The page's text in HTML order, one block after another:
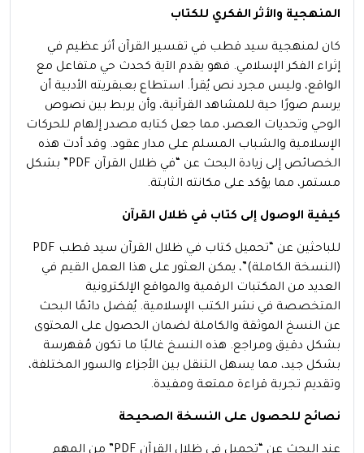
المنهجية والأثر الفكري للكتاب
كان لمنهجية سيد قطب في تفسير القرآن أثر عظيم في
إثراء الفكر الإسلامي. فهو يقدم الآية كحدث حي متفاعل مع
الواقع، وليس مجرد نص يُقرأ. استطاع بعبقريته الأدبية أن
يرسم صورًا حية للمشاهد القرآنية، وأن يربط بين نصوص
الوحي وتحديات العصر، مما جعل كتابه مصدر إلهام للحركات
الإسلامية والشباب المسلم على مدار عقود. وقد أدت هذه
الخصائص إلى زيادة البحث عن “في ظلال القرآن PDF” بشكل
مستمر، مما يؤكد على مكانته الثابتة.
كيفية الوصول إلى كتاب في ظلال القرآن
للباحثين عن “تحميل كتاب في ظلال القرآن سيد قطب PDF
(النسخة الكاملة)”، يمكن العثور على هذا العمل القيم في
العديد من المكتبات الرقمية والمواقع الإلكترونية
المتخصصة في نشر الكتب الإسلامية. يُفضل دائمًا البحث
عن النسخ الموثقة والكاملة لضمان الحصول على المحتوى
بشكل دقيق ومراجع. هذه النسخ غالبًا ما تكون مُفهرسة
بشكل جيد، مما يسهل التنقل بين الأجزاء والسور المختلفة،
وتقديم تجربة قراءة ممتعة ومفيدة.
نصائح للحصول على النسخة الصحيحة
عند البحث عن “تحميل في ظلال القرآن PDF” من المهم